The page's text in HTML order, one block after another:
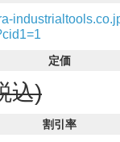
定価
込)
割引率